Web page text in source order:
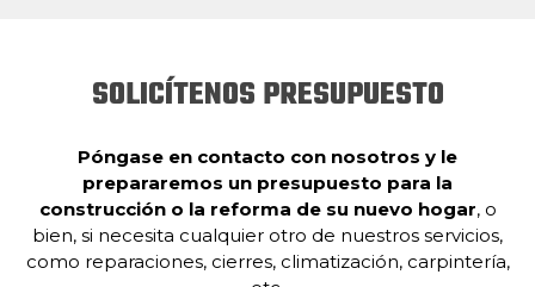
SOLICÍTENOS PRESUPUESTO
Póngase en contacto con nosotros y le
prepararemos un presupuesto para la
construcción o la reforma de su nuevo hogar, o
bien, si necesita cualquier otro de nuestros servicios,
como reparaciones, cierres, climatización, carpintería,